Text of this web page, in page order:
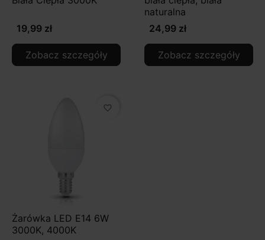
19,99 zł
Zobacz szczegóły
naturalna
24,99 zł
Zobacz szczegóły
favorite_border
Żarówka LED E14 6W
3000K, 4000K